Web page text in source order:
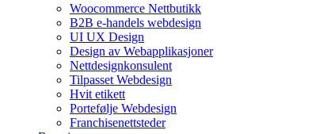
Woocommerce Nettbutikk
B2B e-handels webdesign
UI UX Design
Design av Webapplikasjoner
Nettdesignkonsulent
Tilpasset Webdesign
Hvit etikett
Portefølje Webdesign
Franchisenettsteder